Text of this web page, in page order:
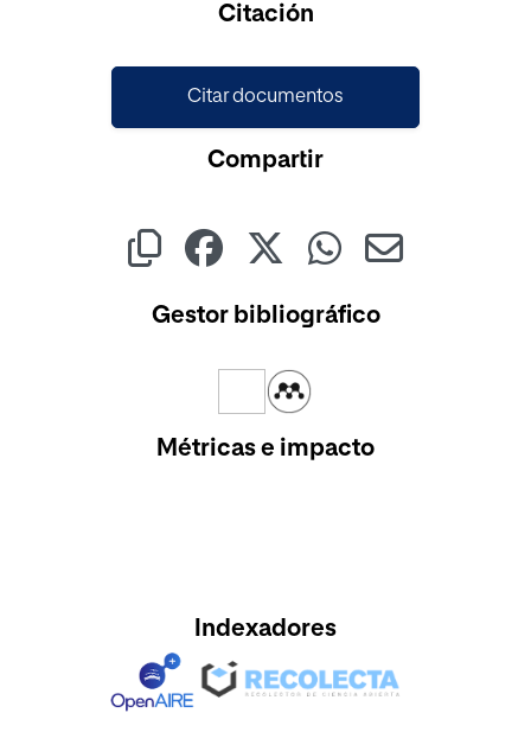
Citación
Citar documentos
Compartir
Gestor bibliográfico
Métricas e impacto
Indexadores